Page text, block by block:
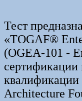
Тест
«TOGAF®
(OGEA-101 -
сертификации
Architecture